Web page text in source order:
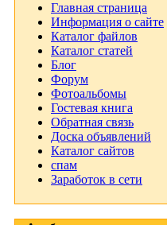
Главная страница
Информация о сайте
Каталог файлов
Каталог статей
Блог
Форум
Фотоальбомы
Гостевая книга
Обратная связь
Доска объявлений
Каталог сайтов
спам
Заработок в сети